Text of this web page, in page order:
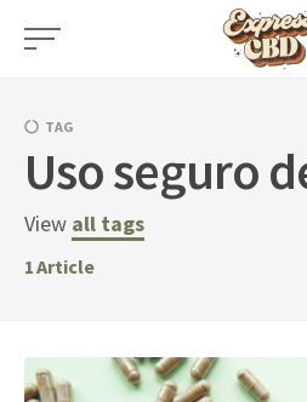
Skip
TAG
Uso seguro
View all tags
1Article